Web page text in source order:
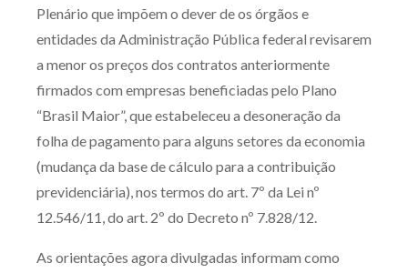
Capacitação
Zênite Online
Eventos presenciais
Zênite in Company
Diferenciais
Receba por RSS
Plenário que impõem o dever de os órgãos e
entidades da Administração Pública federal revisarem
a menor os preços dos contratos anteriormente
firmados com empresas beneficiadas pelo Plano
“Brasil Maior”, que estabeleceu a desoneração da
folha de pagamento para alguns setores da economia
(mudança da base de cálculo para a contribuição
previdenciária), nos termos do art. 7º da Lei nº
12.546/11, do art. 2º do Decreto nº 7.828/12.
As orientações agora divulgadas informam como